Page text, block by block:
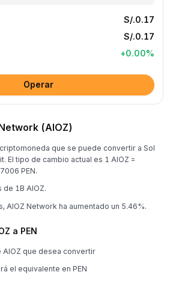
S/.0.17
S/.0.17
+0.00%
Operar
(AIOZ)
que se puede convertir a Sol
El tipo de cambio actual es 1 AIOZ =
PEN.
1B AIOZ.
AIOZ Network ha aumentado un 5.46%.
a PEN
AIOZ que desea convertir
el equivalente en PEN